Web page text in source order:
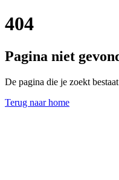
404
Pagina niet
De pagina die je zoekt
Terug naar home